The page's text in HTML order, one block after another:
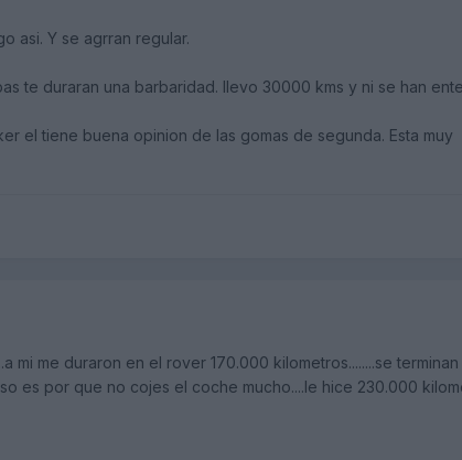
asi. Y se agrran regular.
te duraran una barbaridad. llevo 30000 kms y ni se han
el tiene buena opinion de las gomas de segunda. Esta muy
mi me duraron en el rover 170.000 kilometros........se terminan
es por que no cojes el coche mucho....le hice 230.000